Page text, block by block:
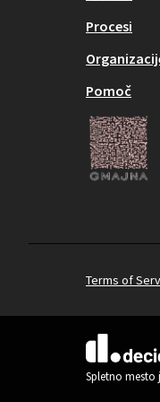
Procesi
Pomoč
Terms of
(Zunanja
Spletno mesto